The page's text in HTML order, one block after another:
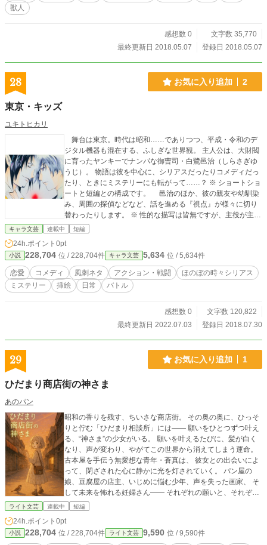
獣人
感想数 0
文字数 35,770
最終更新日 2018.05.07
登録日 2018.05.07
28 お気に入り追加 2
東京・キッズ
ユキトヒカリ
舞台は東京。時代は昭和……でありつつ、平成・令和のデ
ジタル機器も混在する、ふしぎな世界観。 主人公は、大財閥
に育ったヤンキーでナンパな御曹司・白鷺邑治（しらさぎゆ
うじ）。 物語は彼を中心に、シリアスだったりコメディだっ
たり、ときにミステリーにも転がって……？ ※ ショートショ
ートと短編との構成です。 邑治のほか、彼の親友や幼馴染
み、周囲の探偵などなど、話を進める『視点』が様々に切り
替わったりします。 ※ 性的な描写は皆無ですが、主役が主役
なので（笑）卑猥なセリフはあります、ご容赦ください。 ※
が作者の精一杯の力量なので、こちらもご容赦ください（苦
笑）……
キャラ文芸 連載中 短編
24h.ポイント 0pt
小説 228,704 位 / 228,704件 キャラ文芸 5,634 位 / 5,634件
恋愛 コメディ 風刺ネタ アクション・戦闘
ほのぼの時々シリアス
ミステリー
挿絵 日常 バトル
感想数 0
文字数 120,822
最終更新日 2022.07.03
登録日 2018.07.30
29 お気に入り追加 1
ひだまり商店街の神さま
あのパン
昭和の香りを残す、ちいさな商店街。 その奥の奥に、ひっそ
りと佇む「ひだまり相談所」には―― 願いをひとつずつ叶え
る、“神さま”の少女がいる。 願いを叶えるたびに、髪が白く
なり、声が変わり、やがてこの世界から消えてしまう運命。
古本屋を手伝う無愛想な青年・蒼真は、 彼女との出会いによ
って、閉ざされた心に静かに光を灯されていく。 パン屋の
娘、豆腐屋の店主、いじめに悩む少年、声を失った画家、 そ
して未来を怖れる妊婦さん―― それぞれの願いと、それぞれ
の“さよなら”。 最後にひまりが願うのは、たったひとつの
には今日も、誰かの心が、そっと癒やされていく。
ライト文芸 連載中 短編
24h.ポイント 0pt
小説 228,704 位 / 228,704件 ライト文芸 9,590 位 / 9,590件